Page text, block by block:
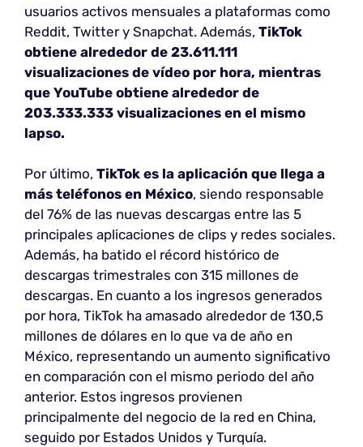
usuarios activos mensuales a plataformas como
Reddit, Twitter y Snapchat. Además, TikTok
obtiene alrededor de 23.611.111
visualizaciones de vídeo por hora, mientras
que YouTube obtiene alrededor de
203.333.333 visualizaciones en el mismo
lapso.
Por último, TikTok es la aplicación que llega a
más teléfonos en México, siendo responsable
del 76% de las nuevas descargas entre las 5
principales aplicaciones de clips y redes sociales.
Además, ha batido el récord histórico de
descargas trimestrales con 315 millones de
descargas. En cuanto a los ingresos generados
por hora, TikTok ha amasado alrededor de 130,5
millones de dólares en lo que va de año en
México, representando un aumento significativo
en comparación con el mismo periodo del año
anterior. Estos ingresos provienen
principalmente del negocio de la red en China,
seguido por Estados Unidos y Turquía.